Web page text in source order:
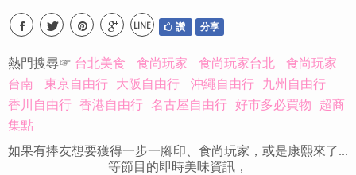
LINE 讚 分享
熱門搜尋☞ 台北美食 食尚玩家 食尚玩家台北
食尚玩家
台南
東京自由行 大阪自由行 沖繩自由行 九州自由行
香川自由行 香港自由行 名古屋自由行 好市多必買物 超商
集點
如果有捧友想要獲得一步一腳印、食尚玩家，或是康熙來了...
等節目的即時美味資訊，